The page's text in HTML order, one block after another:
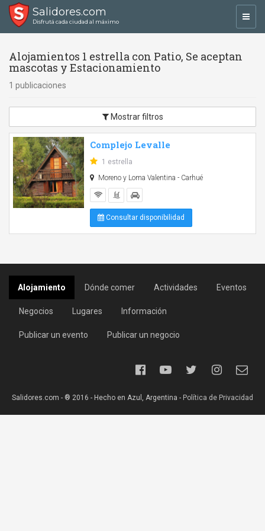
Salidores.com
Disfrutá cada ciudad al máximo
Alojamientos 1 estrella con Patio, Se aceptan
mascotas y Estacionamiento
1 publicaciones
Mostrar filtros
Complejo Levalle
1 estrella
Moreno y Loma Valentina - Carhué
Consultar disponibilidad
Alojamiento Dónde comer Actividades Eventos
Negocios Lugares Información
Publicar un evento Publicar un negocio
Salidores.com - ® 2016 - Hecho en Azul, Argentina - Política de Privacidad